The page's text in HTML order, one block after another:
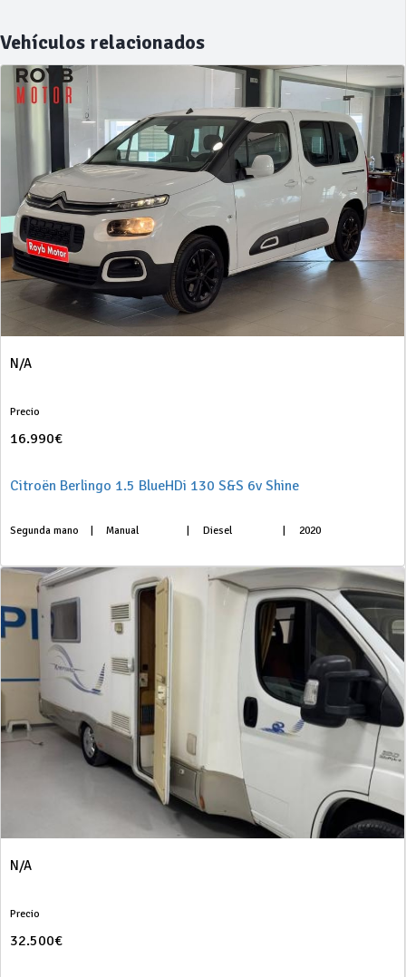
Vehículos relacionados
N/A
Precio
16.990€
Citroën Berlingo 1.5 BlueHDi 130 S&S 6v Shine
Segunda mano Manual Diesel 2020
N/A
Precio
32.500€